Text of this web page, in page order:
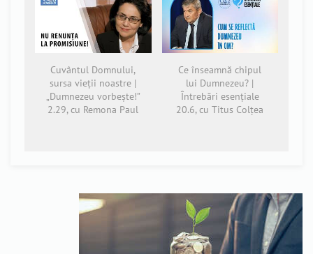
Cuvântul Domnului,
sursa vieții noastre |
„Dumnezeu vorbește!”
2.29, cu Remona Paul
Ce înseamnă chipul
lui Dumnezeu? |
Întrebări esențiale
20.6, cu Titus Colțea